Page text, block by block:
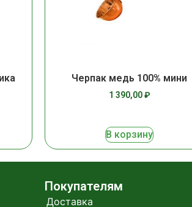
Черпак медь 100% мини
1 390,00₽
В корзину
Покупателям
Доставка